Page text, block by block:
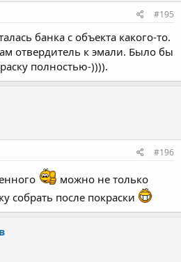
#195
банка с объекта какого-то.
отвердитель к эмали. Было бы
полностью-)))).
#196
можно не только
собрать после покраски